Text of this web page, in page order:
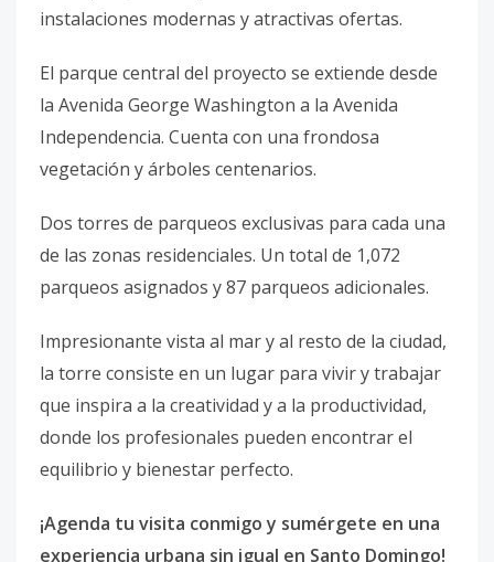
instalaciones modernas y atractivas ofertas.
El parque central del proyecto se extiende desde
la Avenida George Washington a la Avenida
Independencia. Cuenta con una frondosa
vegetación y árboles centenarios.
Dos torres de parqueos exclusivas para cada una
de las zonas residenciales. Un total de 1,072
parqueos asignados y 87 parqueos adicionales.
Impresionante vista al mar y al resto de la ciudad,
la torre consiste en un lugar para vivir y trabajar
que inspira a la creatividad y a la productividad,
donde los profesionales pueden encontrar el
equilibrio y bienestar perfecto.
¡Agenda tu visita conmigo y sumérgete en una
experiencia urbana sin igual en Santo Domingo!